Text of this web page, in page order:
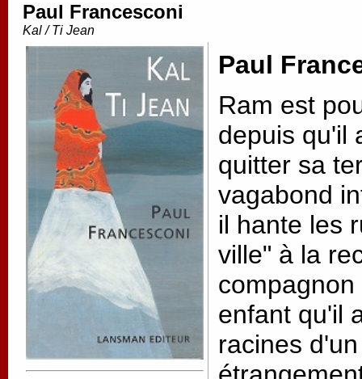
Paul Francesconi
Kal / Ti Jean
Paul
Ram est
depuis qu'il
quitter sa
vagabond
il hante les
ville" à la
enfant qu'il
racines